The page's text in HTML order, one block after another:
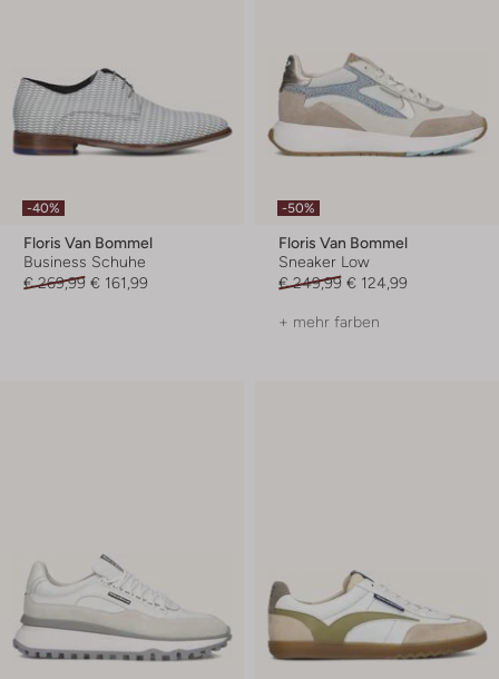
-40%
Floris Van Bommel
Business Schuhe
€ 269,99 € 161,99
-50%
Floris Van Bommel
Sneaker Low
€ 249,99 € 124,99
+ mehr farben